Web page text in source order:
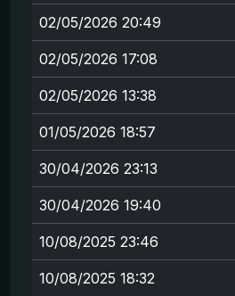
02/05/2026 20:49
02/05/2026 17:08
02/05/2026 13:38
01/05/2026 18:57
30/04/2026 23:13
30/04/2026 19:40
10/08/2025 23:46
10/08/2025 18:32